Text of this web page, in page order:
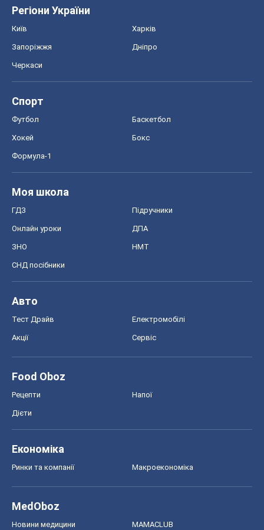
Регіони України
Київ Харків
Запоріжжя Дніпро
Черкаси
Спорт
Футбол Баскетбол
Хокей Бокс
Формула-1
Моя школа
ГДЗ Підручники
Онлайн уроки ДПА
ЗНО НМТ
СНД посібники
Авто
Тест Драйв Електромобілі
Акції Сервіс
Food Oboz
Рецепти Напої
Дієти
Економіка
Ринки та компанії Макроекономіка
MedOboz
Новини медицини MAMACLUB